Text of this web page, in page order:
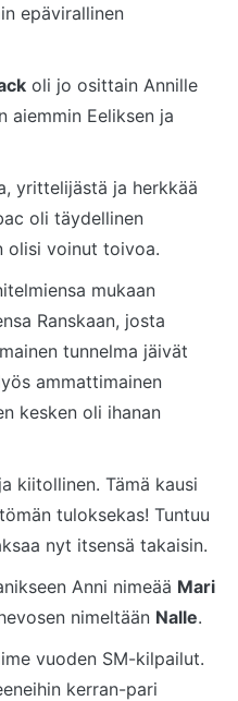
epävirallinen
oli jo osittain Annille
aiemmin Eeliksen ja
yrittelijästä ja herkkää
oli täydellinen
olisi voinut toivoa.
mukaan
Ranskaan, josta
tunnelma jäivät
ammattimainen
kesken oli ihanan
kiitollinen. Tämä kausi
tuloksekas! Tuntuu
nyt itsensä takaisin.
Anni nimeää Mari
nimeltään Nalle.
vuoden SM-kilpailut.
kerran-pari